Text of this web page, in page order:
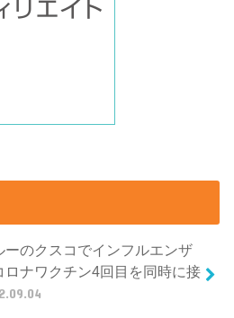
ーのクスコでインフルエンザ
ロナワクチン4回目を同時に接